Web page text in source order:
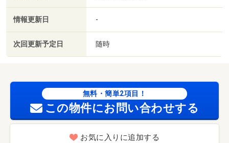
情報更新日 -
次回更新予定日 随時
無料・簡単2項目！
この物件にお問い合わせする
お気に入りに追加する